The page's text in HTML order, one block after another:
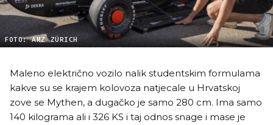
FOTO: AMZ ZÜRICH
Maleno električno vozilo nalik studentskim formulama
kakve su se krajem kolovoza natjecale u Hrvatskoj
zove se Mythen, a dugačko je samo 280 cm. Ima samo
140 kilograma ali i 326 KS i taj odnos snage i mase je